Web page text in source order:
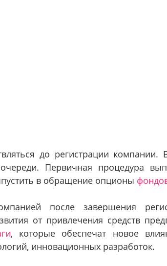
до регистрации компании.
Первичная процедура
в обращение опционы
после завершения
от привлечения средств
, которые обеспечат новое
инновационных разработок.